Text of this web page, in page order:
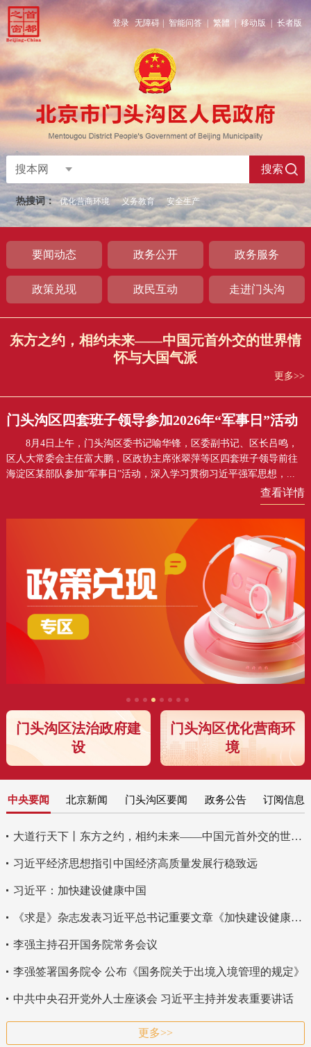
登录 | 智能问答 | 繁體 | 移动版
无障碍 | 长者版
搜本网 搜索
热搜词： 优化营商环境 义务教育 安全生产
要闻动态 政务公开 政务服务
政策兑现 政民互动 走进门头沟
东方之约，相约未来——中国元首外交的世界情
怀与大国气派
更多>>
门头沟区四套班子领导参加2026年“军事日”活动
8月4日上午，门头沟区委书记喻华锋，区委副书记、区长吕鸣，
区人大常委会主任富大鹏，区政协主席张翠萍等区四套班子领导前往
海淀区某部队参加“军事日”活动，深入学习贯彻习近平强军思想，...
查看详情
门头沟区法治政府建
设
门头沟区优化营商环
境
中央要闻 北京新闻 门头沟区要闻 政务公告 订阅信息
大道行天下丨东方之约，相约未来——中国元首外交的世界情怀与大国气派
习近平经济思想指引中国经济高质量发展行稳致远
习近平：加快建设健康中国
《求是》杂志发表习近平总书记重要文章《加快建设健康中国》
李强主持召开国务院常务会议
李强签署国务院令 公布《国务院关于出境入境管理的规定》
中共中央召开党外人士座谈会 习近平主持并发表重要讲话
更多>>